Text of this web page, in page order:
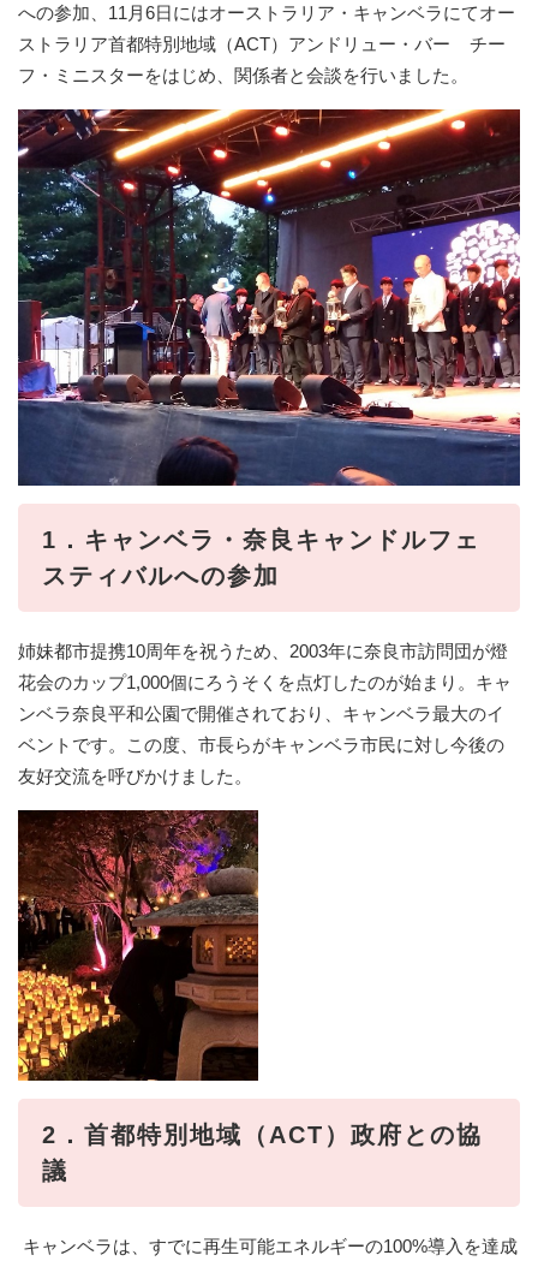
への参加、11月6日にはオーストラリア・キャンベラにてオー
ストラリア首都特別地域（ACT）アンドリュー・バー チー
フ・ミニスターをはじめ、関係者と会談を行いました。
1．キャンベラ・奈良キャンドルフェ
スティバルへの参加
姉妹都市提携10周年を祝うため、2003年に奈良市訪問団が燈
花会のカップ1,000個にろうそくを点灯したのが始まり。キャ
ンベラ奈良平和公園で開催されており、キャンベラ最大のイ
ベントです。この度、市長らがキャンベラ市民に対し今後の
友好交流を呼びかけました。​
2．首都特別地域（ACT）政府との協
議
キャンベラは、すでに再生可能エネルギーの100%導入を達成